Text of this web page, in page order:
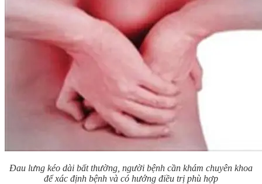
Đau lưng kéo dài bất thường, người bệnh cần khám chuyên khoa
để xác định bệnh và có hướng điều trị phù hợp